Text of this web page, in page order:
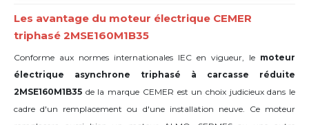
Les avantage du moteur électrique CEMER
triphasé 2MSE160M1B35
Conforme aux normes internationales IEC en vigueur, le moteur
électrique asynchrone triphasé à carcasse réduite
2MSE160M1B35 de la marque CEMER est un choix judicieux dans le
cadre d'un remplacement ou d'une installation neuve. Ce moteur